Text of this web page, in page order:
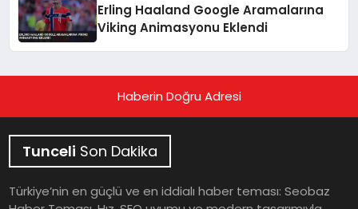
Erling Haaland Google Aramalarına
Viking Animasyonu Eklendi
Haberin Doğru Adresi
Tunceli Son Dakika
Türkiye’nin en güçlü ve en iddialı haber teması: Seobaz